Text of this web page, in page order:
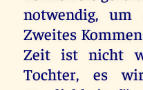
notwendig,
Zweites
Zeit ist nicht
Tochter, es